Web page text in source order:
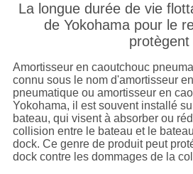
La longue durée de vie
de Yokohama pour le
protègent
Amortisseur en caoutchouc
connu sous le nom d'amortisseur
pneumatique ou amortisseur en
Yokohama, il est souvent installé
bateau, qui visent à absorber ou
collision entre le bateau et le
dock. Ce genre de produit peut
dock contre les dommages de la